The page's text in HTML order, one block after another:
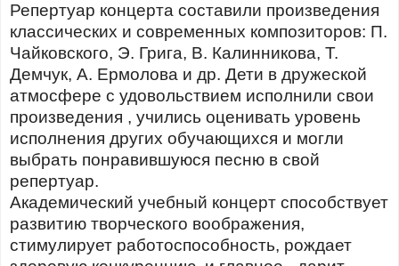
Репертуар концерта составили произведения
классических и современных композиторов: П.
Чайковского, Э. Грига, В. Калинникова, Т.
Демчук, А. Ермолова и др. Дети в дружеской
атмосфере с удовольствием исполнили свои
произведения , учились оценивать уровень
исполнения других обучающихся и могли
выбрать понравившуюся песню в свой
репертуар.
Академический учебный концерт способствует
развитию творческого воображения,
стимулирует работоспособность, рождает